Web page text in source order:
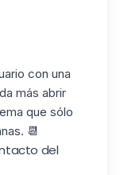
con una
más abrir
que sólo
. 📆
del